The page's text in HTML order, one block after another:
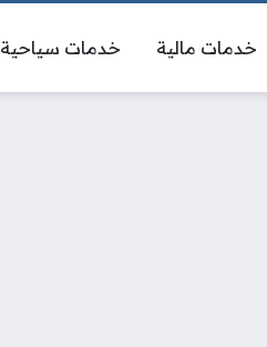
خدمات مالية خدمات سياحية